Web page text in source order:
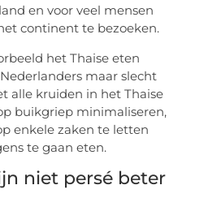
en voor veel mensen
continent te bezoeken.
het Thaise eten
maar slecht
alle kruiden in het Thaise
buikgriep minimaliseren,
enkele zaken te letten
te gaan eten.
niet persé beter